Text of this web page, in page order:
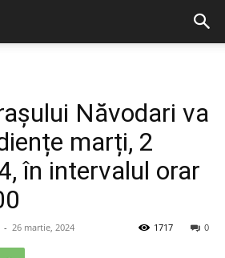
Năvodari va
marți, 2
în intervalul orar
- 26 martie, 2024 0
1717